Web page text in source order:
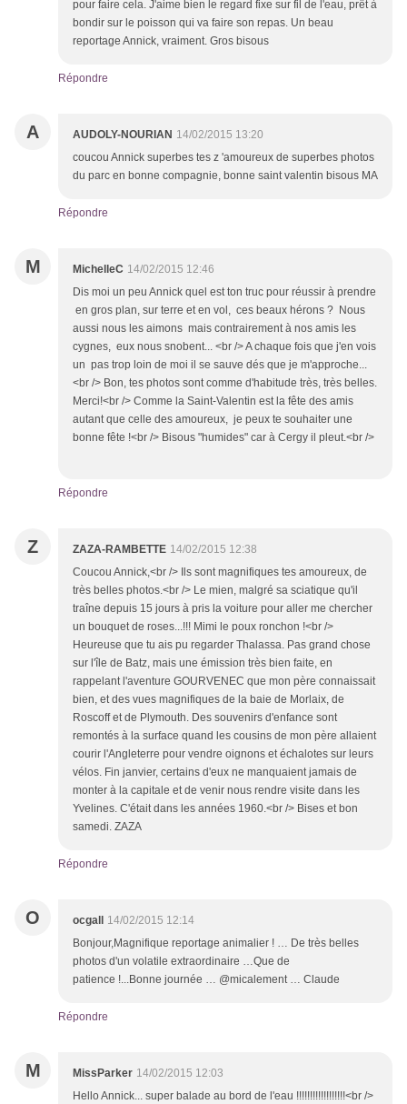
pour faire cela. J'aime bien le regard fixe sur fil de l'eau, prêt à
bondir sur le poisson qui va faire son repas. Un beau
reportage Annick, vraiment. Gros bisous
Répondre
A AUDOLY-NOURIAN 14/02/2015 13:20
coucou Annick superbes tes z 'amoureux de superbes photos
du parc en bonne compagnie, bonne saint valentin bisous MA
Répondre
M MichelleC 14/02/2015 12:46
Dis moi un peu Annick quel est ton truc pour réussir à prendre
en gros plan, sur terre et en vol, ces beaux hérons ? Nous
aussi nous les aimons mais contrairement à nos amis les
cygnes, eux nous snobent... <br /> A chaque fois que j'en vois
un pas trop loin de moi il se sauve dés que je m'approche...
<br /> Bon, tes photos sont comme d'habitude très, très belles.
Merci!<br /> Comme la Saint-Valentin est la fête des amis
autant que celle des amoureux, je peux te souhaiter une
bonne fête !<br /> Bisous "humides" car à Cergy il pleut.<br />
Répondre
Z ZAZA-RAMBETTE 14/02/2015 12:38
Coucou Annick,<br /> Ils sont magnifiques tes amoureux, de
très belles photos.<br /> Le mien, malgré sa sciatique qu'il
traîne depuis 15 jours à pris la voiture pour aller me chercher
un bouquet de roses...!!! Mimi le poux ronchon !<br />
Heureuse que tu ais pu regarder Thalassa. Pas grand chose
sur l'île de Batz, mais une émission très bien faite, en
rappelant l'aventure GOURVENEC que mon père connaissait
bien, et des vues magnifiques de la baie de Morlaix, de
Roscoff et de Plymouth. Des souvenirs d'enfance sont
remontés à la surface quand les cousins de mon père allaient
courir l'Angleterre pour vendre oignons et échalotes sur leurs
vélos. Fin janvier, certains d'eux ne manquaient jamais de
monter à la capitale et de venir nous rendre visite dans les
Yvelines. C'était dans les années 1960.<br /> Bises et bon
samedi. ZAZA
Répondre
O ocgall
14/02/2015 12:14
Bonjour,Magnifique reportage animalier ! … De très belles
photos d'un volatile extraordinaire …Que de
patience !...Bonne journée … @micalement … Claude
Répondre
M MissParker 14/02/2015 12:03
Hello Annick... super balade au bord de l'eau !!!!!!!!!!!!!!!!!!<br />